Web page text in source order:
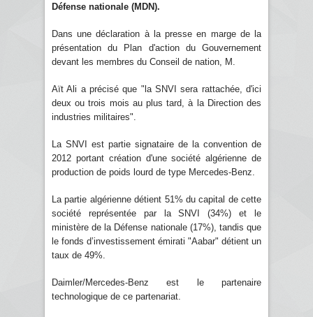
Défense nationale (MDN).
Dans une déclaration à la presse en marge de la
présentation du Plan d'action du Gouvernement
devant les membres du Conseil de nation, M.
Aït Ali a précisé que "la SNVI sera rattachée, d'ici
deux ou trois mois au plus tard, à la Direction des
industries militaires".
La SNVI est partie signataire de la convention de
2012 portant création d'une société algérienne de
production de poids lourd de type Mercedes-Benz.
La partie algérienne détient 51% du capital de cette
société représentée par la SNVI (34%) et le
ministère de la Défense nationale (17%), tandis que
le fonds d’investissement émirati "Aabar" détient un
taux de 49%.
Daimler/Mercedes-Benz est le partenaire
technologique de ce partenariat.